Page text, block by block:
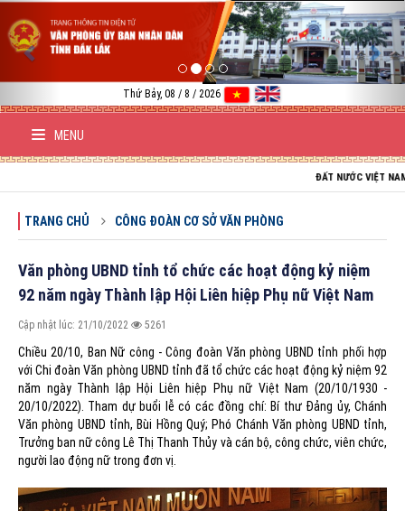
Thứ Bảy, 08 / 8 / 2026
MENU
ĐẤT NƯỚC VIỆT NAM
TRANG CHỦ CÔNG ĐOÀN CƠ SỞ VĂN PHÒNG
Văn phòng UBND tỉnh tổ chức các hoạt động kỷ niệm
92 năm ngày Thành lập Hội Liên hiệp Phụ nữ Việt Nam
Cập nhật lúc: 21/10/2022 5261
Chiều 20/10, Ban Nữ công - Công đoàn Văn phòng UBND tỉnh phối hợp
với Chi đoàn Văn phòng UBND tỉnh đã tổ chức các hoạt động kỷ niệm 92
năm ngày Thành lập Hội Liên hiệp Phụ nữ Việt Nam (20/10/1930 -
20/10/2022). Tham dự buổi lễ có các đồng chí: Bí thư Đảng ủy, Chánh
Văn phòng UBND tỉnh, Bùi Hồng Quý; Phó Chánh Văn phòng UBND tỉnh,
Trưởng ban nữ công Lê Thị Thanh Thủy và cán bộ, công chức, viên chức,
người lao động nữ trong đơn vị.